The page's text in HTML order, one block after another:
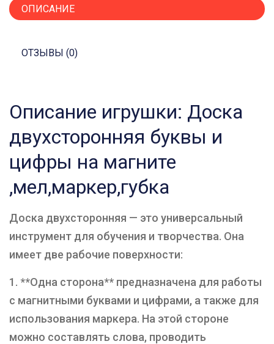
ОПИСАНИЕ
ОТЗЫВЫ (0)
Описание игрушки: Доска
двухсторонняя буквы и
цифры на магните
,мел,маркер,губка
Доска двухсторонняя — это универсальный
инструмент для обучения и творчества. Она
имеет две рабочие поверхности:
1. **Одна сторона** предназначена для работы
с магнитными буквами и цифрами, а также для
использования маркера. На этой стороне
можно составлять слова, проводить